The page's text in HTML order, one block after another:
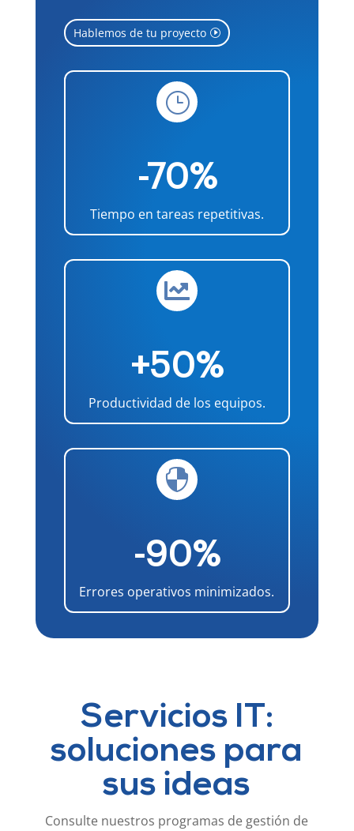
Hablemos de tu proyecto
}
-70%
Tiempo en tareas repetitivas.

+50%
Productividad de los equipos.

-90%
Errores operativos minimizados.
Servicios IT:
soluciones para
sus ideas
Consulte nuestros programas de gestión de